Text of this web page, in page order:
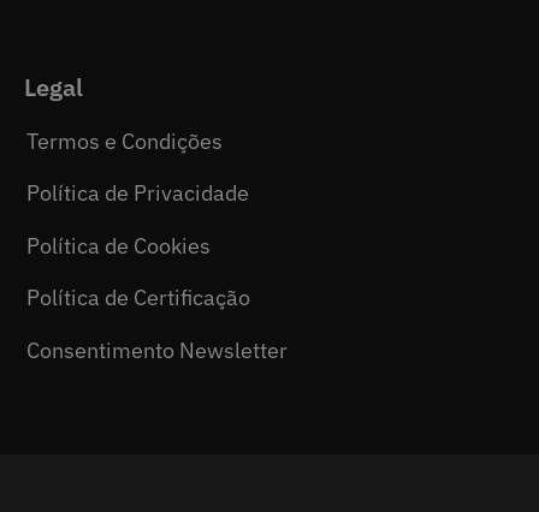
Legal
Termos e Condições
Política de Privacidade
Política de Cookies
Política de Certificação
Consentimento Newsletter